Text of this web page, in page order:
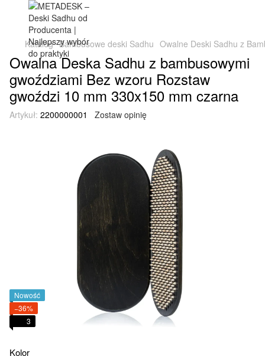
Katalog Bambusowe deski Sadhu Owalne Deski Sadhu z
Owalna Deska Sadhu z bambusowymi
gwoździami Bez wzoru Rozstaw
gwoździ 10 mm 330x150 mm czarna
Artykuł: 2200000001 Zostaw opinię
Nowość
−36%
3
Kolor